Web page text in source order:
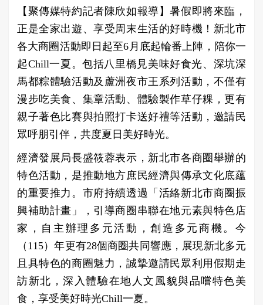
【聚傳媒特約記者陳欣如報導】暑假即將來臨，
正是全家出遊、享受周末生活的好時機！新北市
各大商圈活動即日起至6月底起輪番上陣，陪你一
起Chill一夏。包括八里橋見美味好食光、深坑深
馬都粽體驗活動及蘆洲夜市王系列活動，不僅有
漫步吃美食、集章活動、體驗製作草仔粿，更有
親子著色比賽與拍照打卡送好禮等活動，邀請民
眾呼朋引伴，共度夏日美好時光。
經濟發展局長盛筱蓉表示，新北市各商圈舉辦的
特色活動，是推動地方庶民經濟與傳承文化底蘊
的重要推力。市府持續透過「活絡新北市商圈振
興補助計畫」，引導商圈串聯在地元素與特色店
家，自主辦理多元活動，創造多元商機。今
（115）年更有28個商圈共同響應，展現新北多元
且具特色的商圈魅力，誠摯邀請民眾利用假期走
訪新北，深入體驗在地人文風貌與品嚐特色美
食，享受美好時光Chill一夏。